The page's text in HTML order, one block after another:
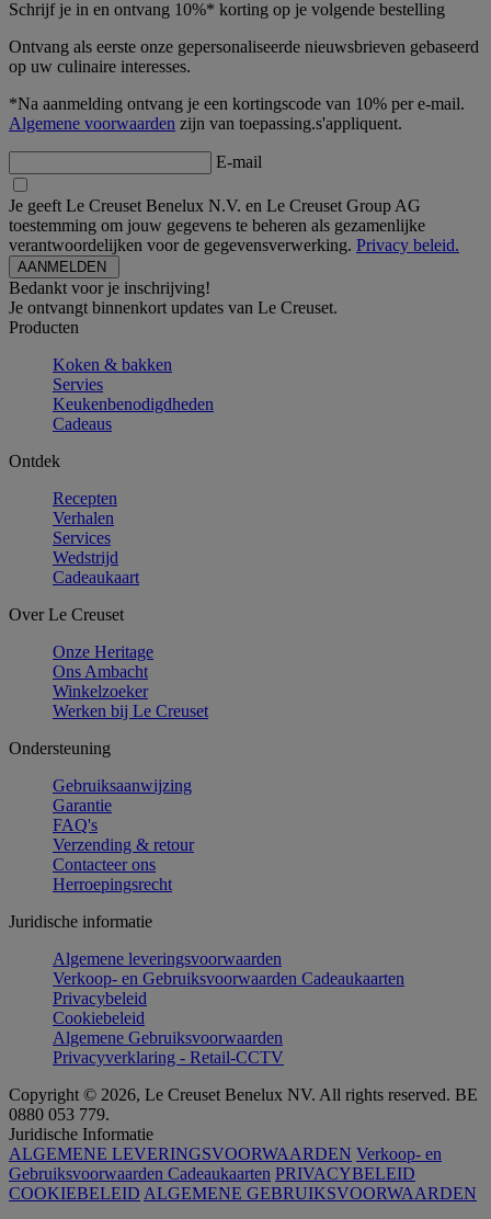
Schrijf je in en ontvang 10%* korting op je volgende bestelling
Ontvang als eerste onze gepersonaliseerde nieuwsbrieven gebaseerd
op uw culinaire interesses.
*Na aanmelding ontvang je een kortingscode van 10% per e-mail.
Algemene voorwaarden zijn van toepassing.s'appliquent.
E-mail
Je geeft Le Creuset Benelux N.V. en Le Creuset Group AG
toestemming om jouw gegevens te beheren als gezamenlijke
verantwoordelijken voor de gegevensverwerking. Privacy beleid.
Bedankt voor je inschrijving!
Je ontvangt binnenkort updates van Le Creuset.
Producten
Koken & bakken
Servies
Keukenbenodigdheden
Cadeaus
Ontdek
Recepten
Verhalen
Services
Wedstrijd
Cadeaukaart
Over Le Creuset
Onze Heritage
Ons Ambacht
Winkelzoeker
Werken bij Le Creuset
Ondersteuning
Gebruiksaanwijzing
Garantie
FAQ's
Verzending & retour
Contacteer ons
Herroepingsrecht
Juridische informatie
Algemene leveringsvoorwaarden
Verkoop- en Gebruiksvoorwaarden Cadeaukaarten
Privacybeleid
Cookiebeleid
Algemene Gebruiksvoorwaarden
Privacyverklaring - Retail-CCTV
Copyright © 2026, Le Creuset Benelux NV. All rights reserved. BE
0880 053 779.
Juridische Informatie
ALGEMENE LEVERINGSVOORWAARDEN Verkoop- en
Gebruiksvoorwaarden Cadeaukaarten PRIVACYBELEID
COOKIEBELEID ALGEMENE GEBRUIKSVOORWAARDEN